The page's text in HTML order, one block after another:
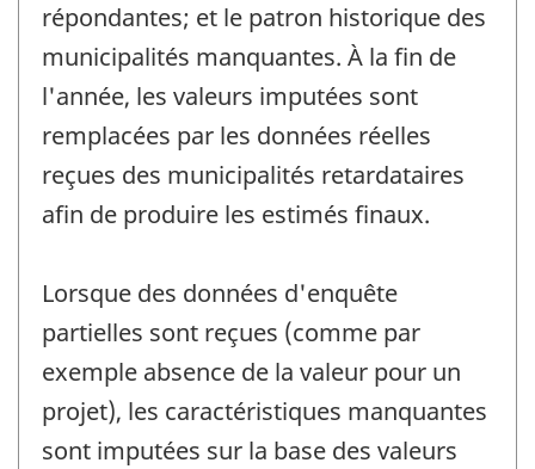
répondantes; et le patron historique des
municipalités manquantes. À la fin de
l'année, les valeurs imputées sont
remplacées par les données réelles
reçues des municipalités retardataires
afin de produire les estimés finaux.
Lorsque des données d'enquête
partielles sont reçues (comme par
exemple absence de la valeur pour un
projet), les caractéristiques manquantes
sont imputées sur la base des valeurs